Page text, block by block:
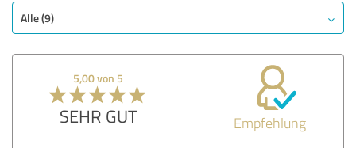
Alle (9)
5,00 von 5
SEHR GUT Empfehlung